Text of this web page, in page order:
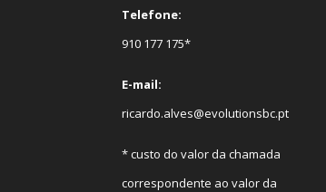
Telefone:
910 177 175*
E-mail:
ricardo.alves@evolutionsbc.pt
* custo do valor da chamada
correspondente ao valor da